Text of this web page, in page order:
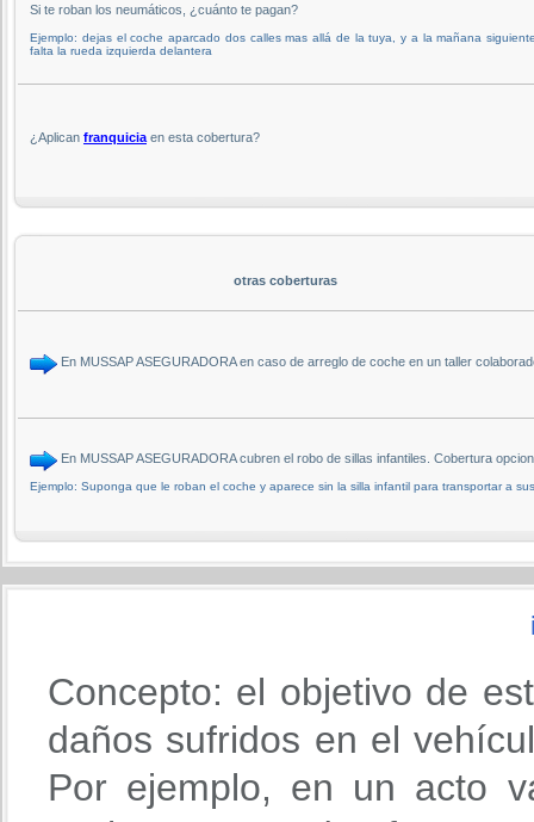
Si te roban los neumáticos, ¿cuánto te pagan?
Ejemplo: dejas el coche aparcado dos calles mas allá de la tuya, y a la mañana
falta la rueda izquierda delantera
¿Aplican franquicia en esta cobertura?
otras coberturas
En MUSSAP ASEGURADORA en caso de arreglo de coche en un taller
En MUSSAP ASEGURADORA cubren el robo de sillas infantiles. Cobertura
Ejemplo: Suponga que le roban el coche y aparece sin la silla infantil para transportar a
Concepto: el objetivo de
daños sufridos en el
Por ejemplo, en un acto